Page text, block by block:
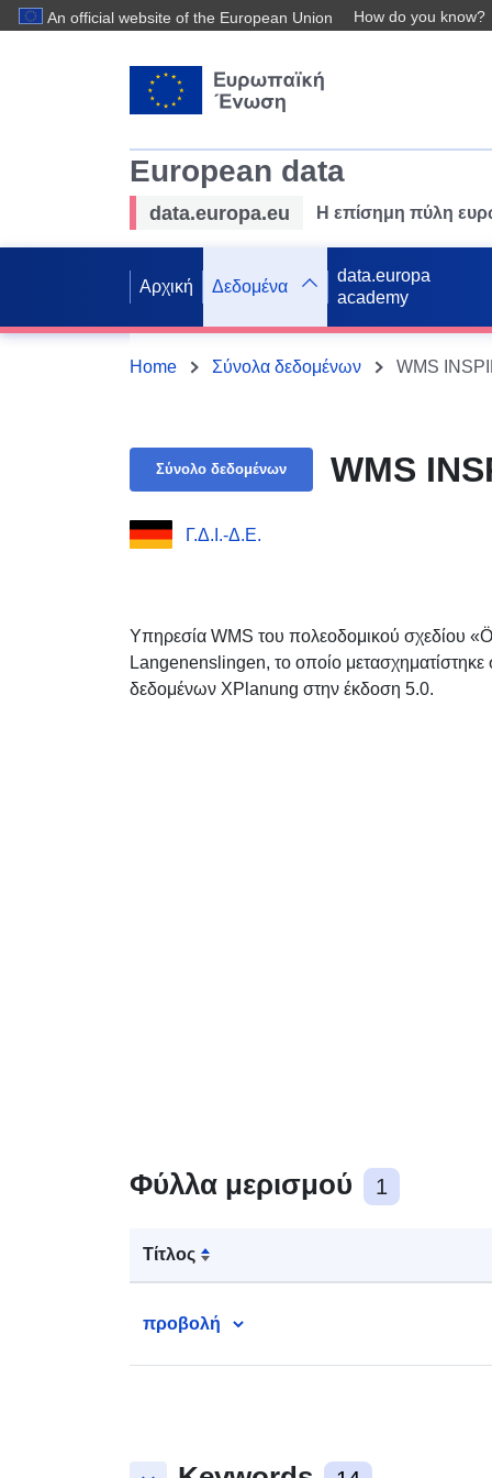
An official website of the European Union How do you know?
European data
data.europa.eu Η επίσημη πύλη
Αρχική Δεδομένα
data.europa
academy
Home Σύνολα δεδομένων WMS
Σύνολο δεδομένων WMS
Γ.Δ.Ι.-Δ.Ε.
Υπηρεσία WMS του πολεοδομικού σχεδίου
Langenenslingen, το οποίο
δεδομένων XPlanung στην έκδοση 5.0.
Φύλλα μερισμού 1
Τίτλος
προβολή